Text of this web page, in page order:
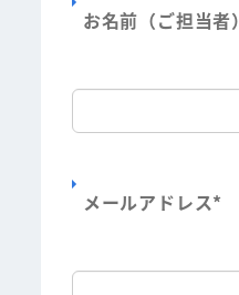
お名前（ご担当者）
メールアドレス*